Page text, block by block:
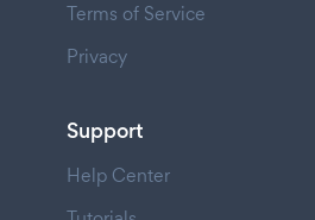
Terms of Service
Privacy
Support
Help Center